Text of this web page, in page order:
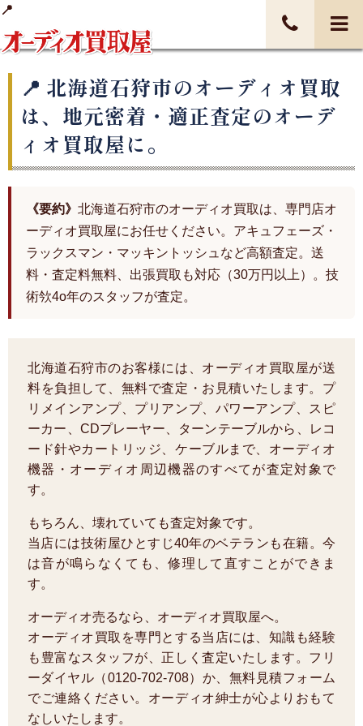
北海道石狩市のオーディオ買取
は、地元密着・適正査定のオーデ
ィオ買取屋に。
《要約》 北海道石狩市のオーディオ買取は、専門店オ
ーディオ買取屋にお任せください。アキュフェーズ・
ラックスマン・マッキントッシュなど高額査定。送
料・査定料無料、出張買取も対応（30万円以上）。技
術欦4o年のスタッフが査定。
北海道石狩市のお客様には、オーディオ買取屋が送
料を負担して、無料で査定・お見積いたします。プ
リメインアンプ、プリアンプ、パワーアンプ、スピ
ーカー、CDプレーヤー、ターンテーブルから、レコ
ード針やカートリッジ、ケーブルまで、オーディオ
機器・オーディオ周辺機器のすべてが査定対象で
す。
もちろん、壊れていても査定対象です。
当店には技術屋ひとすじ40年のベテランも在籍。今
は音が鳴らなくても、修理して直すことができま
す。
オーディオ売るなら、オーディオ買取屋へ。
オーディオ買取を専門とする当店には、知識も経験
も豊富なスタッフが、正しく査定いたします。フリ
ーダイヤル（0120-702-708）か、無料見積フォーム
でご連絡ください。オーディオ紳士が心よりおもて
なしいたします。